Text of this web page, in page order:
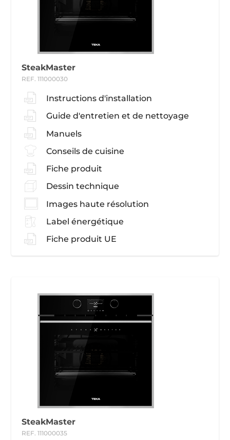
SteakMaster
REF. 111000030
Instructions d'installation
Guide d'entretien et de nettoyage
Manuels
Conseils de cuisine
Fiche produit
Dessin technique
Images haute résolution
Label énergétique
Fiche produit UE
SteakMaster
REF. 111000035